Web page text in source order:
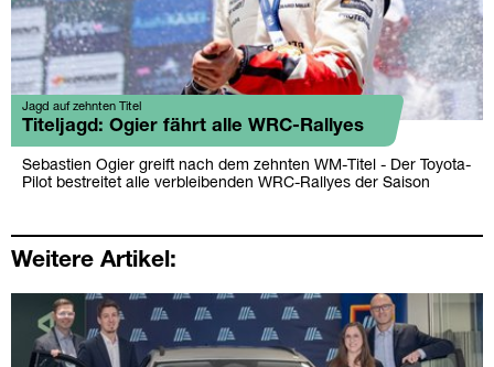
Jagd auf zehnten Titel
Titeljagd: Ogier fährt alle WRC-Rallyes
Sebastien Ogier greift nach dem zehnten WM-Titel - Der Toyota-
Pilot bestreitet alle verbleibenden WRC-Rallyes der Saison
Weitere Artikel: